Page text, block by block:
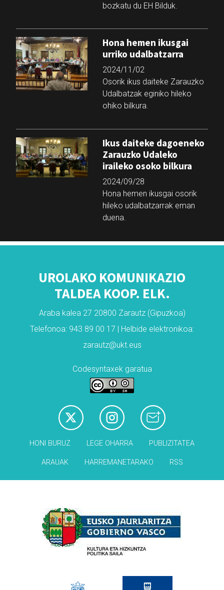
bozkatu du EH Bilduk.
Hona hemen ikusgai
urriko udalbatzarra
2024/11/02
Osorik ikus daiteke Zarauzko
Udalbatzak eginiko hileko
ohiko bilkura.
Ikus daiteke dagoeneko
Zarauzko Udaleko
iraileko osoko bilkura
2024/09/28
Hona hemen ikusgai osorik
hileko udalbatzarrak eman
duena.
UROLAKO KOMUNIKAZIO
TALDEA KOOP. ELK.
Araba kalea 27 20800 Zarautz (Gipuzkoa)
Telefonoa: 943 89 00 17 | Helbide elektronikoa:
zarautz@ukt.eus
Codesyntaxek garatua
HONI BURUZ LEGE OHARRA PUBLIZITATEA
ARAUAK HARREMANETARAKO RSS